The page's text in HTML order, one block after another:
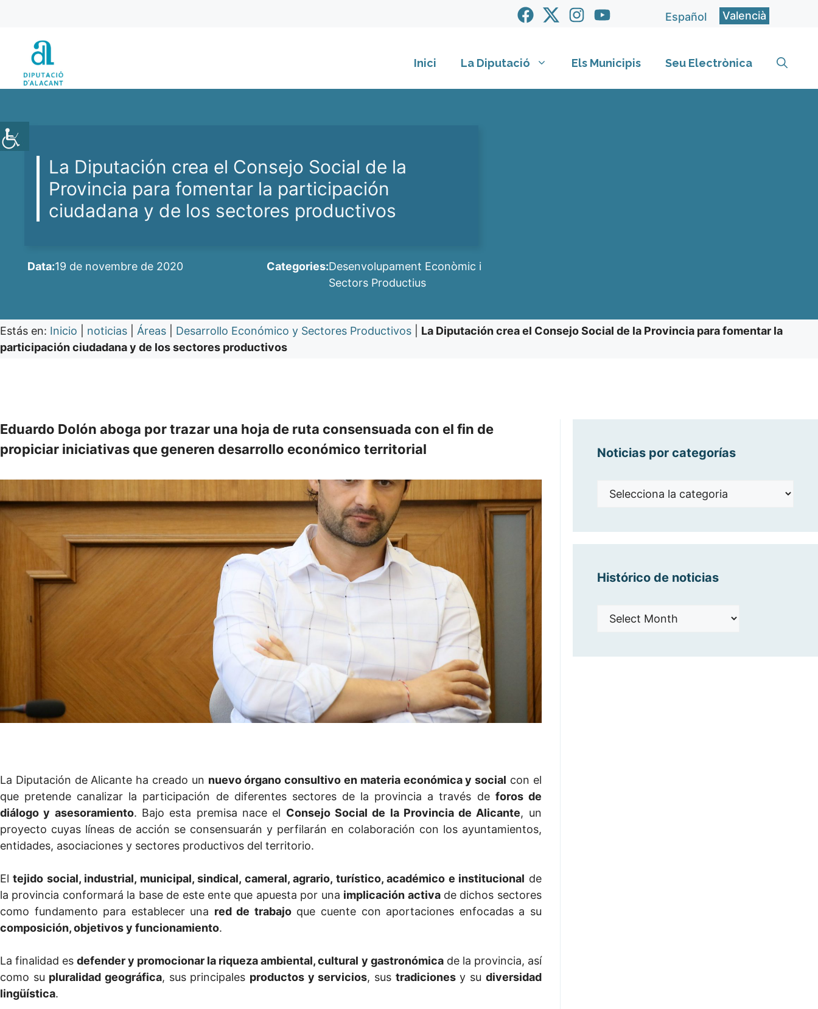
contingut
Español Valencià
Inici La Diputació Els Municipis Seu Electrònica
La Diputación crea el Consejo Social de la
Provincia para fomentar la participación
ciudadana y de los sectores productivos
Data:19 de novembre de 2020 Categories:Desenvolupament Econòmic i
Sectors Productius
Estás en: Inicio noticias Áreas Desarrollo Económico y Sectores Productivos
La Diputación crea el Consejo Social de la Provincia para fomentar la
participación ciudadana y de los sectores productivos
Eduardo Dolón aboga por trazar una hoja de ruta consensuada con el fin de
propiciar iniciativas que generen desarrollo económico territorial
La Diputación de Alicante ha creado un nuevo órgano consultivo en materia económica y social con el
que pretende canalizar la participación de diferentes sectores de la provincia a través de foros de
diálogo y asesoramiento. Bajo esta premisa nace el Consejo Social de la Provincia de Alicante, un
proyecto cuyas líneas de acción se consensuarán y perfilarán en colaboración con los ayuntamientos,
entidades, asociaciones y sectores productivos del territorio.
Eltejido social, industrial, municipal, sindical, cameral, agrario, turístico, académico e institucional de
la provincia conformará la base de este ente que apuesta por una implicación activade dichos sectores
como fundamento para establecer una red de trabajoque cuente con aportaciones enfocadas a su
composición, objetivos y funcionamiento.
La finalidad esdefender y promocionar la riqueza ambiental, cultural y gastronómicade la provincia, así
como su pluralidad geográfica, sus principales productos y servicios, sus tradicionesy su diversidad
lingüística.
Noticias por categorías
Noticias
Histórico de noticias
Histórico